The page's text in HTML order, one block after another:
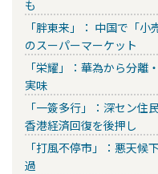
も
「胖東来」： 中国で「
のスーパーマーケット
「栄耀」：華為から分
実味
「一簽多行」：深セン住
香港経済回復を後押し
「打風不停市」：悪天候
過